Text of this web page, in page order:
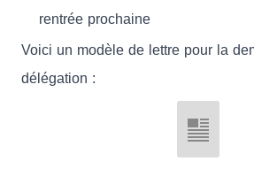
rentrée prochaine
Voici un modèle de lettre pour la
délégation :